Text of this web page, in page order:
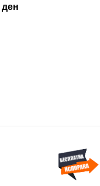
ден